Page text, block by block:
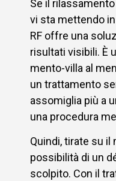
Se il
vi sta mettendo
RF offre una
risultati visibili. È
mento-villa al
un trattamento
assomiglia più a
una procedura
Quindi, tirate su
possibilità di un
scolpito. Con il